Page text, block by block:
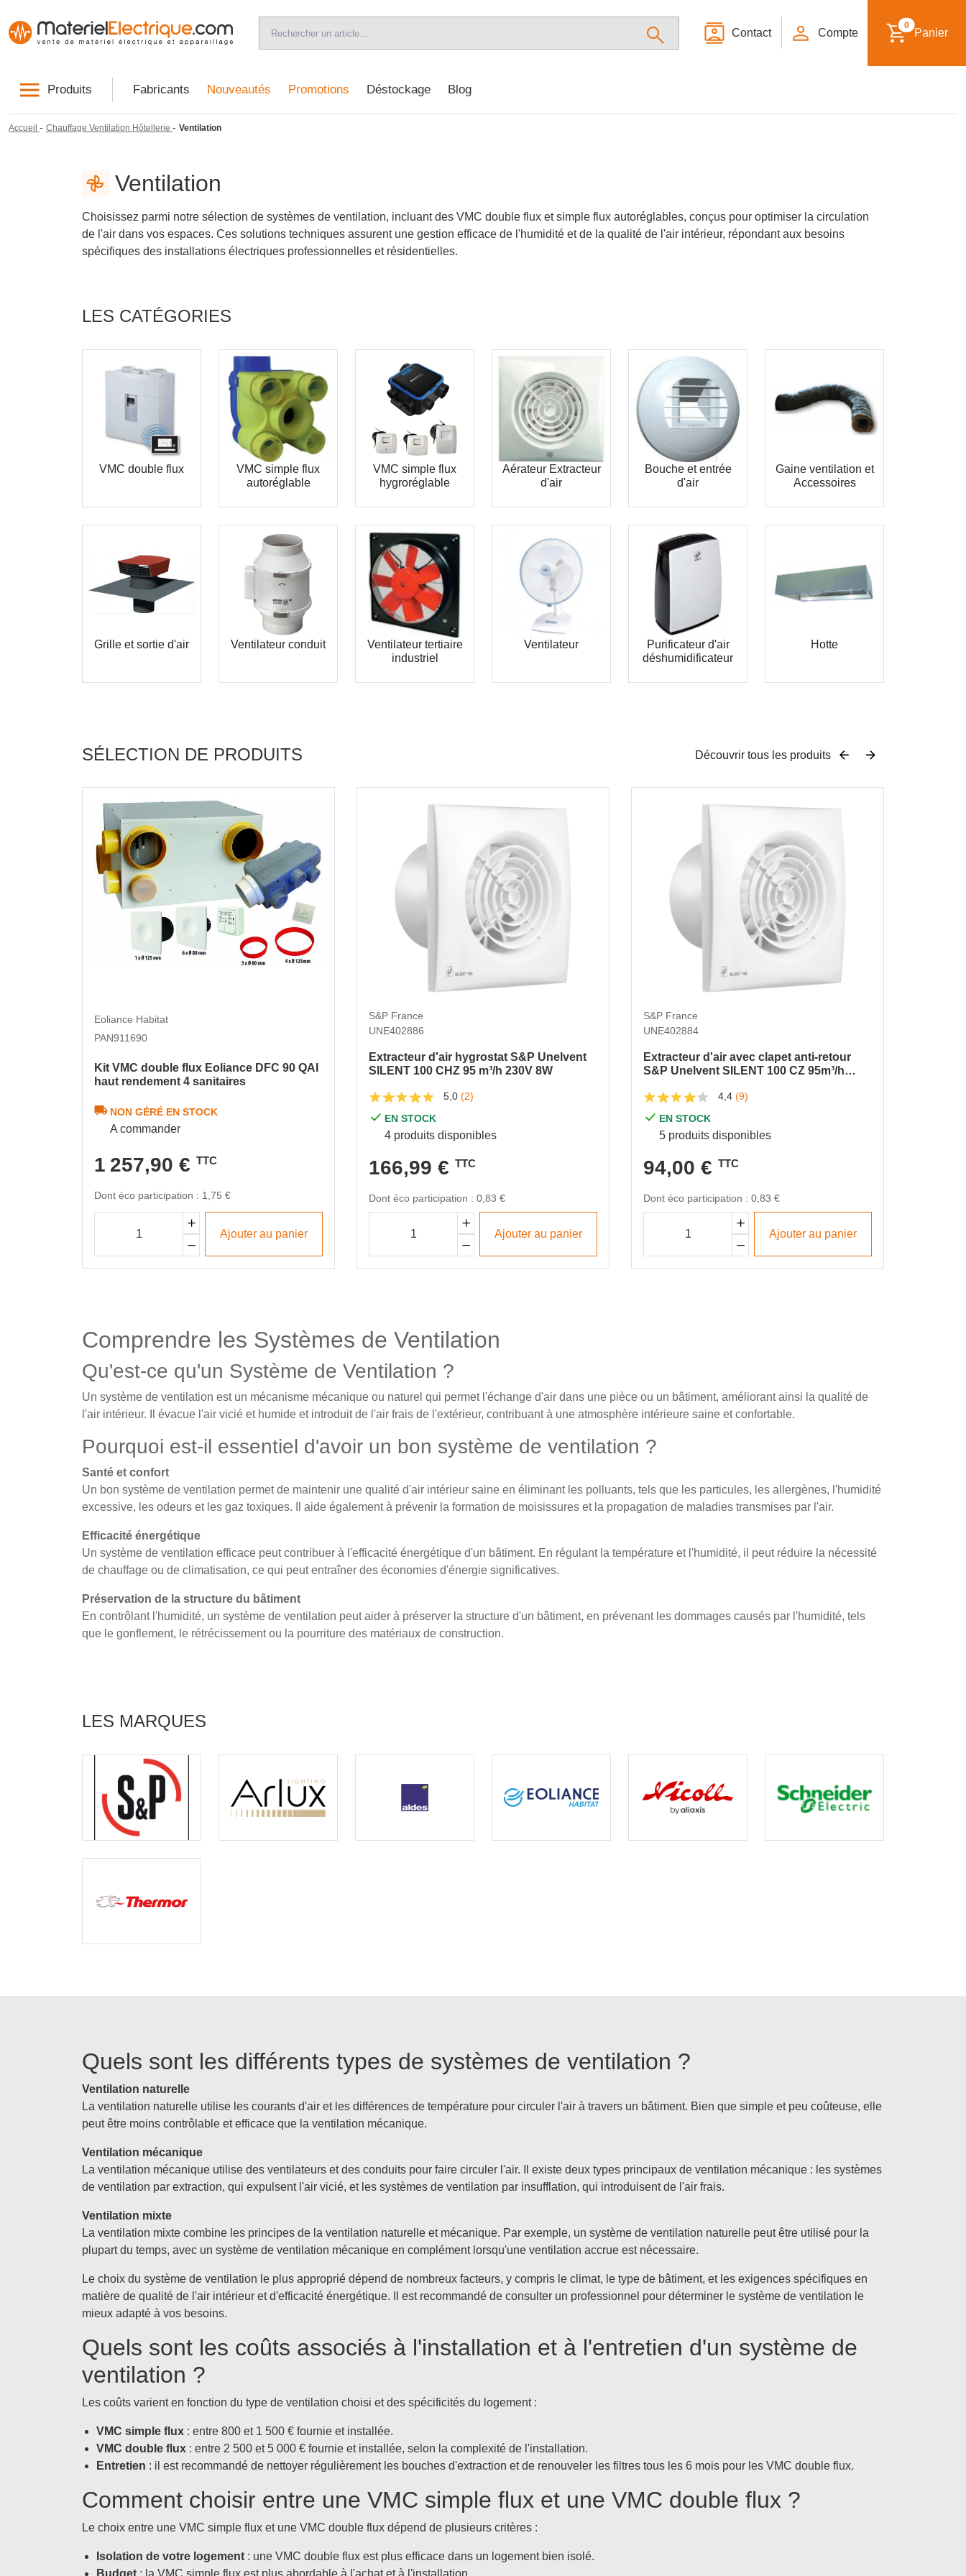
Contact Compte
0
Panier
Produits Fabricants Nouveautés Promotions Déstockage Blog
Accueil - Chauffage Ventilation Hôtellerie - Ventilation
Ventilation
Choisissez parmi notre sélection de systèmes de ventilation, incluant des VMC double flux et simple flux autoréglables, conçus pour optimiser la circulation
de l'air dans vos espaces. Ces solutions techniques assurent une gestion efficace de l'humidité et de la qualité de l'air intérieur, répondant aux besoins
spécifiques des installations électriques professionnelles et résidentielles.
LES CATÉGORIES
VMC double flux
VMC simple flux
autoréglable
VMC simple flux
hygroréglable
Aérateur Extracteur
d'air
Bouche et entrée
d'air
Gaine ventilation et
Accessoires
Grille et sortie d'air Ventilateur conduit
Ventilateur tertiaire
industriel
Ventilateur
Purificateur d'air
déshumidificateur
Hotte
SÉLECTION DE PRODUITS Découvrir tous les produits
Eoliance Habitat
PAN911690
Kit VMC double flux Eoliance DFC 90 QAI
haut rendement 4 sanitaires
NON GÉRÉ EN STOCK
A commander
1 257,90 € TTC
Dont éco participation : 1,75 €
Ajouter au panier
S&P France
UNE402886
Extracteur d'air hygrostat S&P Unelvent
SILENT 100 CHZ 95 m³/h 230V 8W
5,0 (2)
EN STOCK
4 produits disponibles
166,99 € TTC
Dont éco participation : 0,83 €
Ajouter au panier
S&P France
UNE402884
Extracteur d'air avec clapet anti-retour
S&P Unelvent SILENT 100 CZ 95m³/h
4,4 (9)
EN STOCK
5 produits disponibles
94,00 € TTC
Dont éco participation : 0,83 €
Ajouter au panier
Comprendre les Systèmes de Ventilation
Qu'est-ce qu'un Système de Ventilation ?
Un système de ventilation est un mécanisme mécanique ou naturel qui permet l'échange d'air dans une pièce ou un bâtiment, améliorant ainsi la qualité de
l'air intérieur. Il évacue l'air vicié et humide et introduit de l'air frais de l'extérieur, contribuant à une atmosphère intérieure saine et confortable.
Pourquoi est-il essentiel d'avoir un bon système de ventilation ?
Santé et confort
Un bon système de ventilation permet de maintenir une qualité d'air intérieur saine en éliminant les polluants, tels que les particules, les allergènes, l'humidité
excessive, les odeurs et les gaz toxiques. Il aide également à prévenir la formation de moisissures et la propagation de maladies transmises par l'air.
Efficacité énergétique
Un système de ventilation efficace peut contribuer à l'efficacité énergétique d'un bâtiment. En régulant la température et l'humidité, il peut réduire la nécessité
de chauffage ou de climatisation, ce qui peut entraîner des économies d'énergie significatives.
Préservation de la structure du bâtiment
En contrôlant l'humidité, un système de ventilation peut aider à préserver la structure d'un bâtiment, en prévenant les dommages causés par l'humidité, tels
que le gonflement, le rétrécissement ou la pourriture des matériaux de construction.
LES MARQUES
Quels sont les différents types de systèmes de ventilation ?
Ventilation naturelle
La ventilation naturelle utilise les courants d'air et les différences de température pour circuler l'air à travers un bâtiment. Bien que simple et peu coûteuse, elle
peut être moins contrôlable et efficace que la ventilation mécanique.
Ventilation mécanique
La ventilation mécanique utilise des ventilateurs et des conduits pour faire circuler l'air. Il existe deux types principaux de ventilation mécanique : les systèmes
de ventilation par extraction, qui expulsent l'air vicié, et les systèmes de ventilation par insufflation, qui introduisent de l'air frais.
Ventilation mixte
La ventilation mixte combine les principes de la ventilation naturelle et mécanique. Par exemple, un système de ventilation naturelle peut être utilisé pour la
plupart du temps, avec un système de ventilation mécanique en complément lorsqu'une ventilation accrue est nécessaire.
Le choix du système de ventilation le plus approprié dépend de nombreux facteurs, y compris le climat, le type de bâtiment, et les exigences spécifiques en
matière de qualité de l'air intérieur et d'efficacité énergétique. Il est recommandé de consulter un professionnel pour déterminer le système de ventilation le
mieux adapté à vos besoins.
Quels sont les coûts associés à l'installation et à l'entretien d'un système de
ventilation ?
Les coûts varient en fonction du type de ventilation choisi et des spécificités du logement :
VMC simple flux : entre 800 et 1 500 € fournie et installée.
VMC double flux : entre 2 500 et 5 000 € fournie et installée, selon la complexité de l'installation.
Entretien : il est recommandé de nettoyer régulièrement les bouches d'extraction et de renouveler les filtres tous les 6 mois pour les VMC double flux.
Comment choisir entre une VMC simple flux et une VMC double flux ?
Le choix entre une VMC simple flux et une VMC double flux dépend de plusieurs critères :
Isolation de votre logement : une VMC double flux est plus efficace dans un logement bien isolé.
Budget : la VMC simple flux est plus abordable à l'achat et à l'installation.